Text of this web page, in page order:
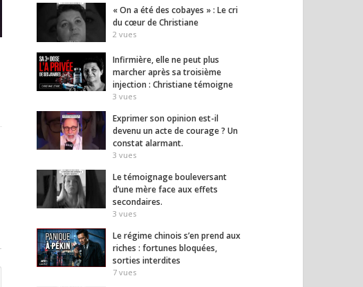
Le témoignage
bouleversant d’une mère
face aux effets
secondaires.
Céline raconte sa
souffrance après le vaccin
!
« On a été des cobayes » : Le cri
du cœur de Christiane
2 vues
Infirmière, elle ne peut plus
marcher après sa troisième
injection : Christiane témoigne
3 vues
Exprimer son opinion est-il
devenu un acte de courage ? Un
constat alarmant.
3 vues
Le témoignage bouleversant
d’une mère face aux effets
secondaires.
3 vues
Le régime chinois s’en prend aux
riches : fortunes bloquées,
sorties interdites
7 vues